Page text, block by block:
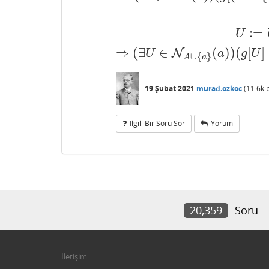
U :=
⇒ (∃U ∈ NA∪{ a} (a))(g U]
19 Şubat 2021 murad.ozkoc(11.6k
Ilgili Bir Soru Sor Yorum
20,359 Soru
İletişim